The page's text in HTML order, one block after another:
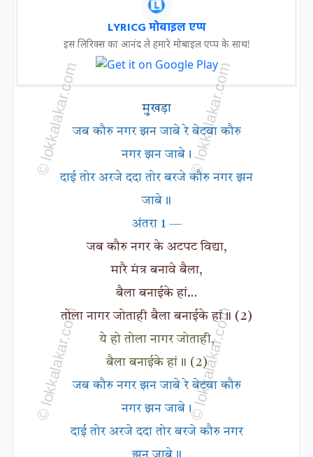
LYRICG मोबाइल एप्प
इस लिरिक्स का आनंद ले हमारे मोबाइल एप्प के साथ!
मुखड़ा
जब कौरु नगर झन जाबे रे बेटवा कौरु
नगर झन जाबे।
दाई तोर अरजे ददा तोर बरजे कौरु नगर झन
जाबे॥
अंतरा 1 —
जब कौरु नगर के अटपट विद्या,
मारै मंत्र बनावे बैला,
बैला बनाईके हां…
तोला नागर जोताही बैला बनाईके हां॥ (2)
ये हो तोला नागर जोताही,
बैला बनाईके हां॥ (2)
जब कौरु नगर झन जाबे रे बेटवा कौरु
नगर झन जाबे।
दाई तोर अरजे ददा तोर बरजे कौरु नगर